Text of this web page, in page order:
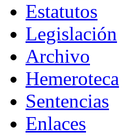
Estatutos
Legislación
Archivo
Hemeroteca
Sentencias
Enlaces